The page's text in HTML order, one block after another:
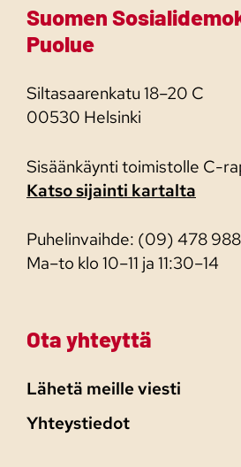
Suomen
Puolue
Siltasaarenkatu 18–20 C
00530 Helsinki
Sisäänkäynti toimistolle C-
Katso sijainti kartalta
Puhelinvaihde: (09) 478 988
Ma–to klo 10–11 ja 11:30–14
Ota yhteyttä
Lähetä meille viesti
Yhteystiedot